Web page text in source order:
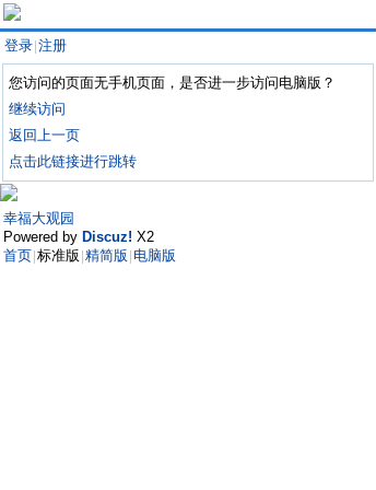
登录 注册
您访问的页面无手机页面，是否进一步访问电脑版？
继续访问
返回上一页
点击此链接进行跳转
幸福大观园
Powered by Discuz! X2
首页 标准版 精简版 电脑版